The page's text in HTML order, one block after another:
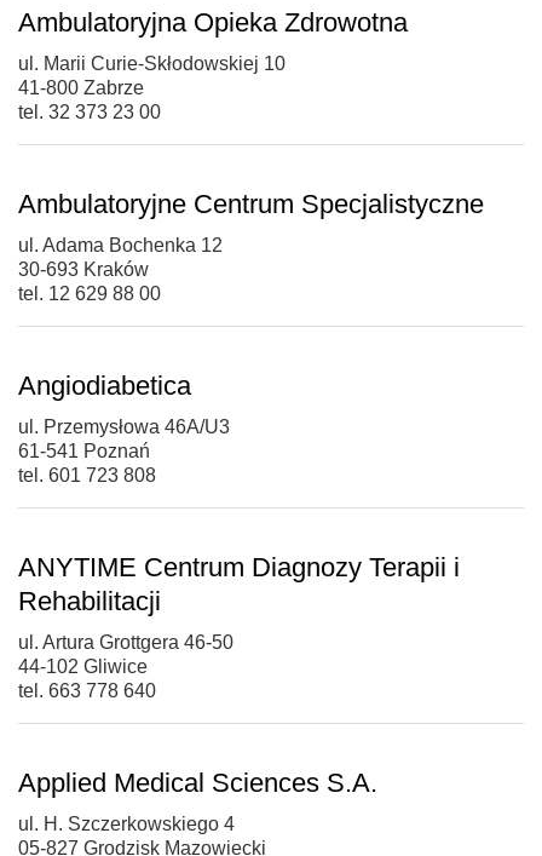
Ambulatoryjna Opieka Zdrowotna
ul. Marii Curie-Skłodowskiej 10
41-800 Zabrze
tel. 32 373 23 00
Ambulatoryjne Centrum Specjalistyczne
ul. Adama Bochenka 12
30-693 Kraków
tel. 12 629 88 00
Angiodiabetica
ul. Przemysłowa 46A/U3
61-541 Poznań
tel. 601 723 808
ANYTIME Centrum Diagnozy Terapii i
Rehabilitacji
ul. Artura Grottgera 46-50
44-102 Gliwice
tel. 663 778 640
Applied Medical Sciences S.A.
ul. H. Szczerkowskiego 4
05-827 Grodzisk Mazowiecki